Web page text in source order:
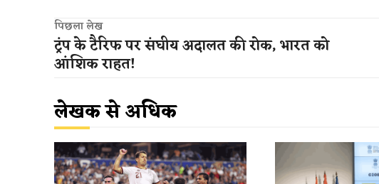
पिछला लेख
ट्रंप के टैरिफ पर संघीय अदालत की रोक, भारत को
आंशिक राहत​!
लेखक से अधिक